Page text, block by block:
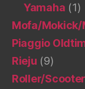
Yamaha (1)
Mofa/Mokick/
Piaggio
Rieju (9)
Roller/Scooter